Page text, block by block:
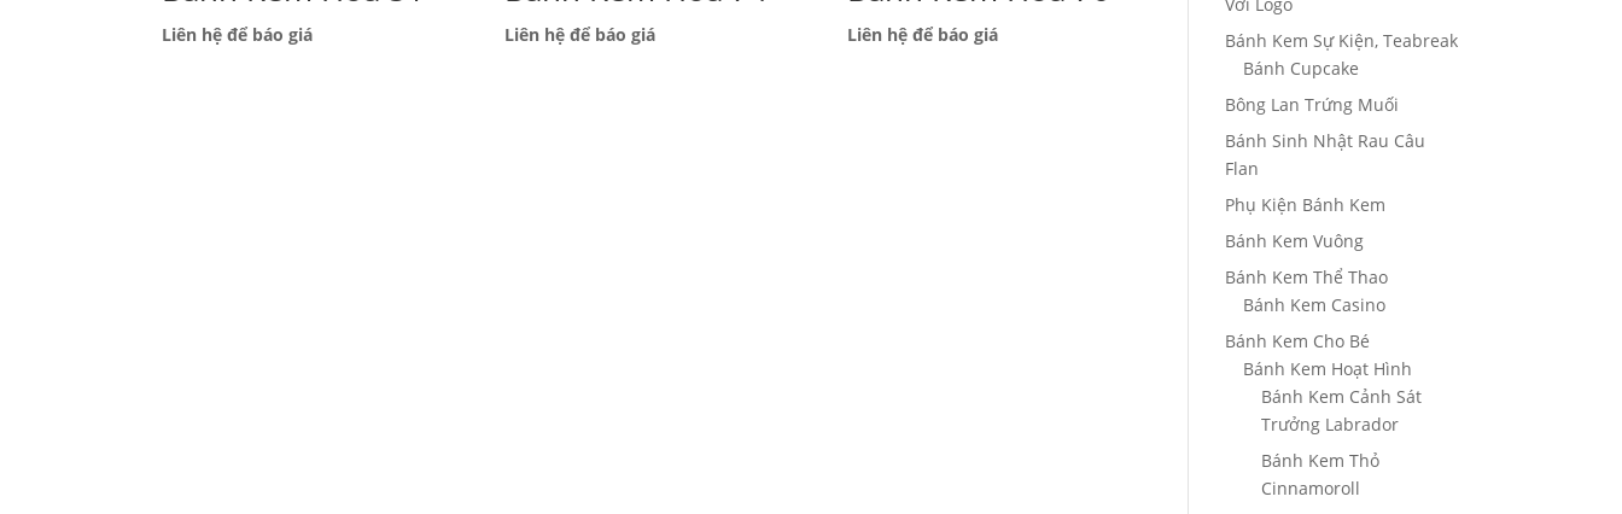
Liên hệ để báo giá Liên hệ để báo giá Liên hệ để báo giá
Bánh Kem Sự Kiện, Teabreak
Bánh Cupcake
Bông Lan Trứng Muối
Bánh Sinh Nhật Rau Câu
Flan
Phụ Kiện Bánh Kem
Bánh Kem Vuông
Bánh Kem Thể Thao
Bánh Kem Casino
Bánh Kem Cho Bé
Bánh Kem Hoạt Hình
Bánh Kem Cảnh Sát
Trưởng Labrador
Bánh Kem Thỏ
Cinnamoroll